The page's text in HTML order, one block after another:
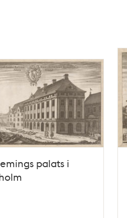
palats i